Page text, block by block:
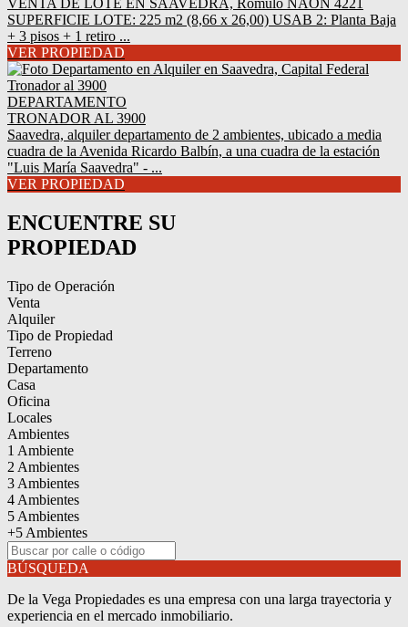
VENTA DE LOTE EN SAAVEDRA, Rómulo NAON 4221
SUPERFICIE LOTE: 225 m2 (8,66 x 26,00) USAB 2: Planta Baja
+ 3 pisos + 1 retiro ...
VER PROPIEDAD
DEPARTAMENTO
TRONADOR AL 3900
Saavedra, alquiler departamento de 2 ambientes, ubicado a media
cuadra de la Avenida Ricardo Balbín, a una cuadra de la estación
"Luis María Saavedra" - ...
VER PROPIEDAD
ENCUENTRE SU
PROPIEDAD
Tipo de Operación
Venta
Alquiler
Tipo de Propiedad
Terreno
Departamento
Casa
Oficina
Locales
Ambientes
1 Ambiente
2 Ambientes
3 Ambientes
4 Ambientes
5 Ambientes
+5 Ambientes
BÚSQUEDA
De la Vega Propiedades es una empresa con una larga trayectoria y
experiencia en el mercado inmobiliario.